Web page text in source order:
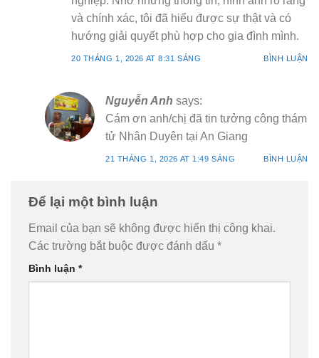
và chính xác, tôi đã hiểu được sự thật và có
hướng giải quyết phù hợp cho gia đình mình.
20 THÁNG 1, 2026 AT 8:31 SÁNG BÌNH LUẬN
Nguyễn Anh says:
Cám ơn anh/chị đã tin tưởng công thám
tử Nhân Duyên tại An Giang
21 THÁNG 1, 2026 AT 1:49 SÁNG BÌNH LUẬN
Để lại một bình luận
Email của bạn sẽ không được hiển thị công khai.
Các trường bắt buộc được đánh dấu *
Bình luận *